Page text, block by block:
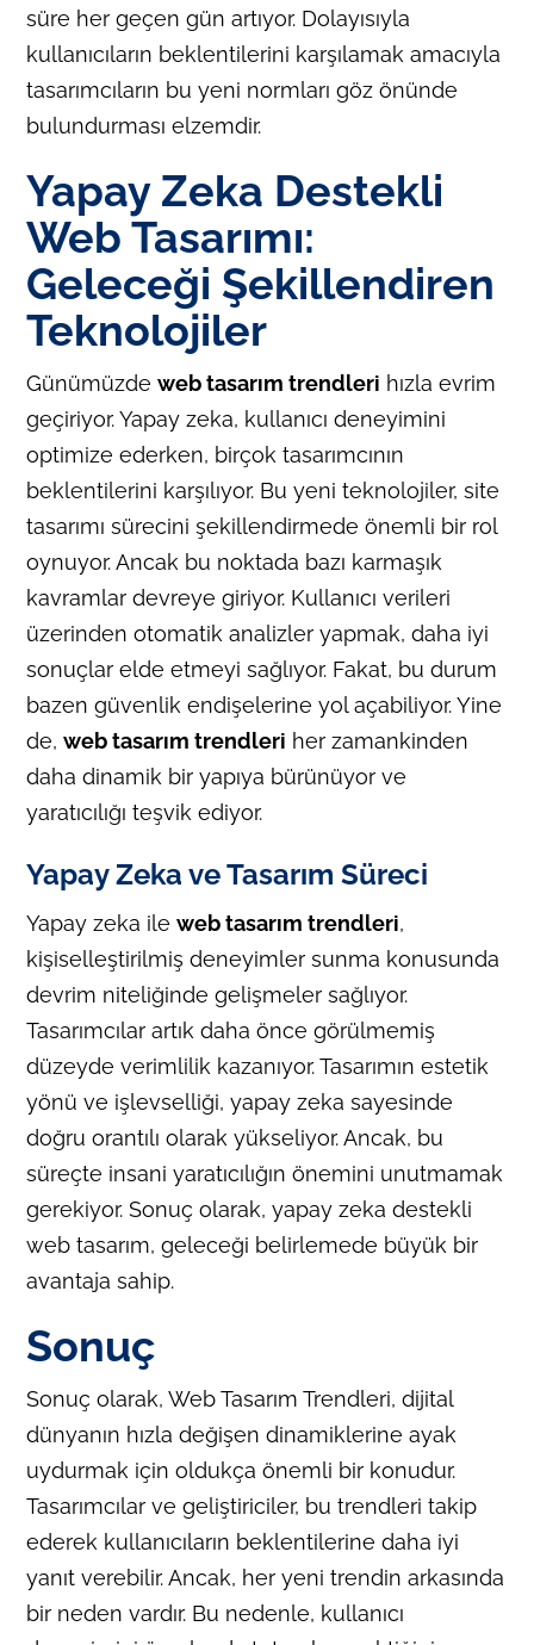
süre her geçen gün artıyor. Dolayısıyla
kullanıcıların beklentilerini karşılamak amacıyla
tasarımcıların bu yeni normları göz önünde
bulundurması elzemdir.
Yapay Zeka Destekli
Web Tasarımı:
Geleceği Şekillendiren
Teknolojiler
Günümüzdeweb tasarım trendleri hızla evrim
geçiriyor. Yapay zeka, kullanıcı deneyimini
optimize ederken, birçok tasarımcının
beklentilerini karşılıyor. Bu yeni teknolojiler, site
tasarımı sürecini şekillendirmede önemli bir rol
oynuyor. Ancak bu noktada bazı karmaşık
kavramlar devreye giriyor. Kullanıcı verileri
üzerinden otomatik analizler yapmak, daha iyi
sonuçlar elde etmeyi sağlıyor. Fakat, bu durum
bazen güvenlik endişelerine yol açabiliyor. Yine
de,web tasarım trendleri her zamankinden
daha dinamik bir yapıya bürünüyor ve
yaratıcılığı teşvik ediyor.
Yapay Zeka ve Tasarım Süreci
Yapay zeka ileweb tasarım trendleri,
kişiselleştirilmiş deneyimler sunma konusunda
devrim niteliğinde gelişmeler sağlıyor.
Tasarımcılar artık daha önce görülmemiş
düzeyde verimlilik kazanıyor. Tasarımın estetik
yönü ve işlevselliği, yapay zeka sayesinde
doğru orantılı olarak yükseliyor. Ancak, bu
süreçte insani yaratıcılığın önemini unutmamak
gerekiyor. Sonuç olarak, yapay zeka destekli
web tasarım, geleceği belirlemede büyük bir
avantaja sahip.
Sonuç
Sonuç olarak, Web Tasarım Trendleri, dijital
dünyanın hızla değişen dinamiklerine ayak
uydurmak için oldukça önemli bir konudur.
Tasarımcılar ve geliştiriciler, bu trendleri takip
ederek kullanıcıların beklentilerine daha iyi
yanıt verebilir. Ancak, her yeni trendin arkasında
bir neden vardır. Bu nedenle, kullanıcı